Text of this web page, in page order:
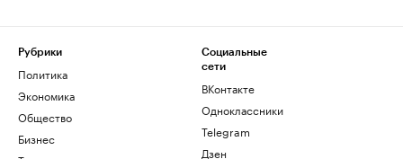
Рубрики
Политика
Экономика
Общество
Бизнес
Социальные
сети
ВКонтакте
Одноклассники
Telegram
Дзен